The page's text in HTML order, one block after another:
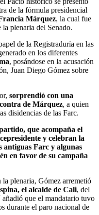
de la fórmula presidencial
Márquez, la cual fue
plenaria del Senado.
de la Registraduría en las
en los diferentes
, posándose en la acusación
Juan Diego Gómez sobre
sorprendió con una
de Márquez, a quien
disidencias de las Farc.
que acompaña el
y celebran la
antiguas Farc y algunas
en favor de su campaña
plenaria, Gómez arremetió
el alcalde de Cali, del
que el mandatario tuvo
durante el paro nacional de